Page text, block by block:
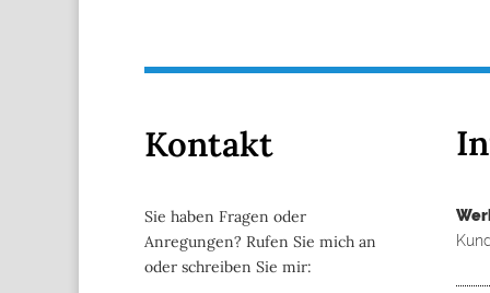
Kontakt
Sie haben Fragen oder
Anregungen? Rufen Sie mich an
oder schreiben Sie mir: